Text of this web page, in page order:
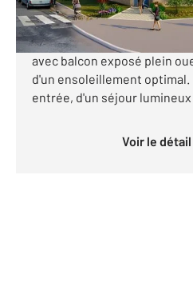
Découvrez ce superbe
au 2ème étage d'une future
avec balcon exposé plein
d'un ensoleillement optimal.
entrée, d'un séjour lumineux
Voir le